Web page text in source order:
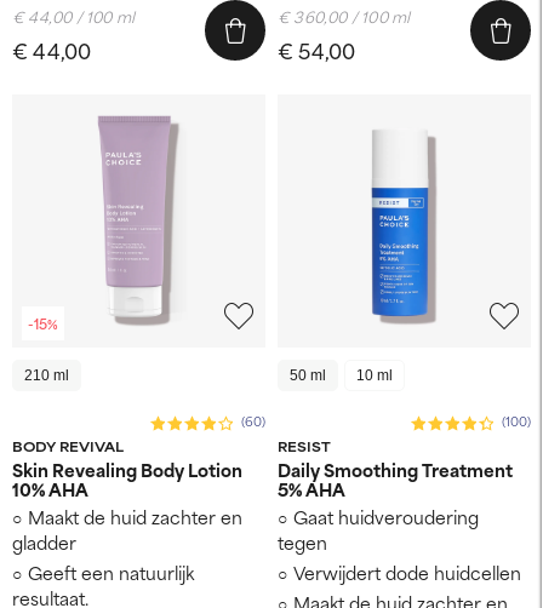
€ 44,00
€ 44,00 / 100 ml
€ 54,00
€ 360,00 / 100 ml
-15%
210 ml
BODY REVIVAL
(60)
Skin Revealing Body Lotion
10% AHA
Maakt de huid zachter en
gladder
Geeft een natuurlijk
resultaat.
50 ml 10 ml
RESIST
(100)
Daily Smoothing Treatment
5% AHA
Gaat huidveroudering
tegen
Verwijdert dode huidcellen
Maakt de huid zachter en